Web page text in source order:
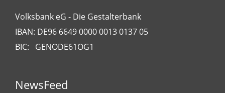
Volksbank eG - Die Gestalterbank
IBAN: DE96 6649 0000 0013 0137 05
BIC: GENODE61OG1
NewsFeed